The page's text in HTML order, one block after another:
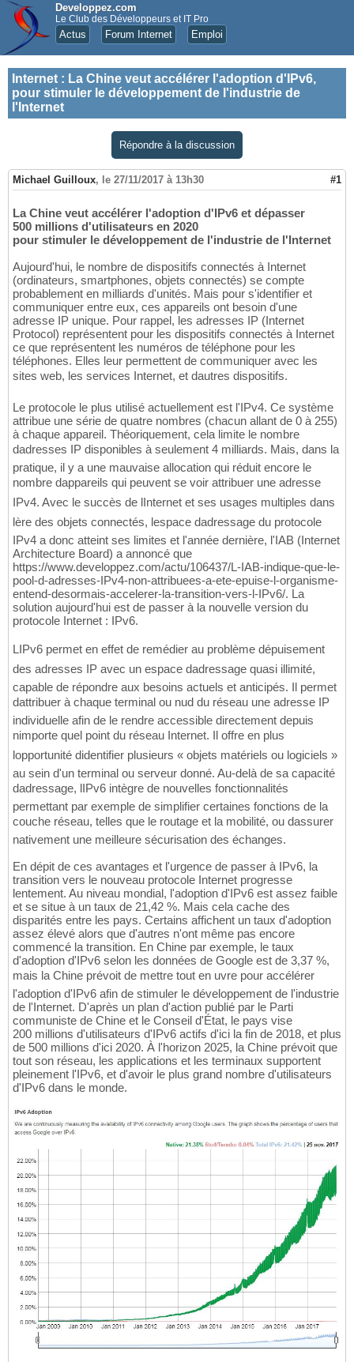
Developpez.com
Le Club des Développeurs et IT Pro
Actus Forum Internet Emploi
Internet : La Chine veut accélérer l'adoption d'IPv6,
pour stimuler le développement de l'industrie de
l'Internet
Répondre à la discussion
Michael Guilloux, le 27/11/2017 à 13h30 #1
La Chine veut accélérer l'adoption d'IPv6 et dépasser
500 millions d'utilisateurs en 2020
pour stimuler le développement de l'industrie de l'Internet
Aujourd'hui, le nombre de dispositifs connectés à Internet
(ordinateurs, smartphones, objets connectés) se compte
probablement en milliards d'unités. Mais pour s'identifier et
communiquer entre eux, ces appareils ont besoin d'une
adresse IP unique. Pour rappel, les adresses IP (Internet
Protocol) représentent pour les dispositifs connectés à Internet
ce que représentent les numéros de téléphone pour les
téléphones. Elles leur permettent de communiquer avec les
sites web, les services Internet, et dautres dispositifs.
Le protocole le plus utilisé actuellement est l'IPv4. Ce système
attribue une série de quatre nombres (chacun allant de 0 à 255)
à chaque appareil. Théoriquement, cela limite le nombre
dadresses IP disponibles à seulement 4 milliards. Mais, dans la
pratique, il y a une mauvaise allocation qui réduit encore le
nombre dappareils qui peuvent se voir attribuer une adresse
IPv4. Avec le succès de lInternet et ses usages multiples dans
lère des objets connectés, lespace dadressage du protocole
IPv4 a donc atteint ses limites et l'année dernière, l'IAB (Internet
Architecture Board) a annoncé que
https://www.developpez.com/actu/106437/L-IAB-indique-que-le-
pool-d-adresses-IPv4-non-attribuees-a-ete-epuise-l-organisme-
entend-desormais-accelerer-la-transition-vers-l-IPv6/. La
solution aujourd'hui est de passer à la nouvelle version du
protocole Internet : IPv6.
LIPv6 permet en effet de remédier au problème dépuisement
des adresses IP avec un espace dadressage quasi illimité,
capable de répondre aux besoins actuels et anticipés. Il permet
dattribuer à chaque terminal ou nud du réseau une adresse IP
individuelle afin de le rendre accessible directement depuis
nimporte quel point du réseau Internet. Il offre en plus
lopportunité didentifier plusieurs « objets matériels ou logiciels »
au sein d'un terminal ou serveur donné. Au-delà de sa capacité
dadressage, lIPv6 intègre de nouvelles fonctionnalités
permettant par exemple de simplifier certaines fonctions de la
couche réseau, telles que le routage et la mobilité, ou dassurer
nativement une meilleure sécurisation des échanges.
En dépit de ces avantages et l'urgence de passer à IPv6, la
transition vers le nouveau protocole Internet progresse
lentement. Au niveau mondial, l'adoption d'IPv6 est assez faible
et se situe à un taux de 21,42 %. Mais cela cache des
disparités entre les pays. Certains affichent un taux d'adoption
assez élevé alors que d'autres n'ont même pas encore
commencé la transition. En Chine par exemple, le taux
d'adoption d'IPv6 selon les données de Google est de 3,37 %,
mais la Chine prévoit de mettre tout en uvre pour accélérer
l'adoption d'IPv6 afin de stimuler le développement de l'industrie
de l'Internet. D'après un plan d'action publié par le Parti
communiste de Chine et le Conseil d'État, le pays vise
200 millions d'utilisateurs d'IPv6 actifs d'ici la fin de 2018, et plus
de 500 millions d'ici 2020. À l'horizon 2025, la Chine prévoit que
tout son réseau, les applications et les terminaux supportent
pleinement l'IPv6, et d'avoir le plus grand nombre d'utilisateurs
d'IPv6 dans le monde.